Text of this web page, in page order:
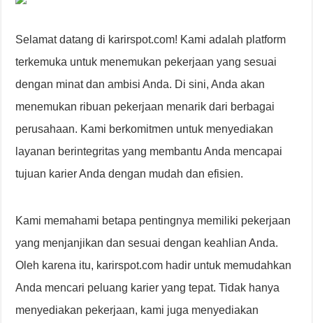
Selamat datang di karirspot.com! Kami adalah platform
terkemuka untuk menemukan pekerjaan yang sesuai
dengan minat dan ambisi Anda. Di sini, Anda akan
menemukan ribuan pekerjaan menarik dari berbagai
perusahaan. Kami berkomitmen untuk menyediakan
layanan berintegritas yang membantu Anda mencapai
tujuan karier Anda dengan mudah dan efisien.
Kami memahami betapa pentingnya memiliki pekerjaan
yang menjanjikan dan sesuai dengan keahlian Anda.
Oleh karena itu, karirspot.com hadir untuk memudahkan
Anda mencari peluang karier yang tepat. Tidak hanya
menyediakan pekerjaan, kami juga menyediakan